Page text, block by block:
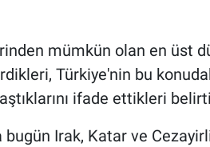
mümkün olan en üst
Türkiye'nin bu
ifade ettikleri
bugün Irak, Katar ve